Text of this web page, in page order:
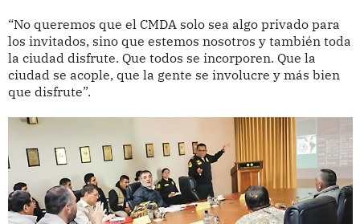
“No queremos que el CMDA solo sea algo privado para
los invitados, sino que estemos nosotros y también toda
la ciudad disfrute. Que todos se incorporen. Que la
ciudad se acople, que la gente se involucre y más bien
que disfrute”.